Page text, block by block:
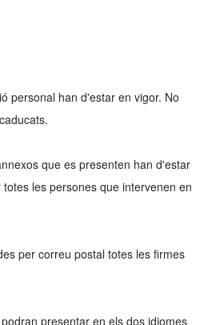
personal han d'estar en vigor. No
que es presenten han d'estar
les persones que intervenen en
per correu postal totes les firmes
presentar en els dos idiomes